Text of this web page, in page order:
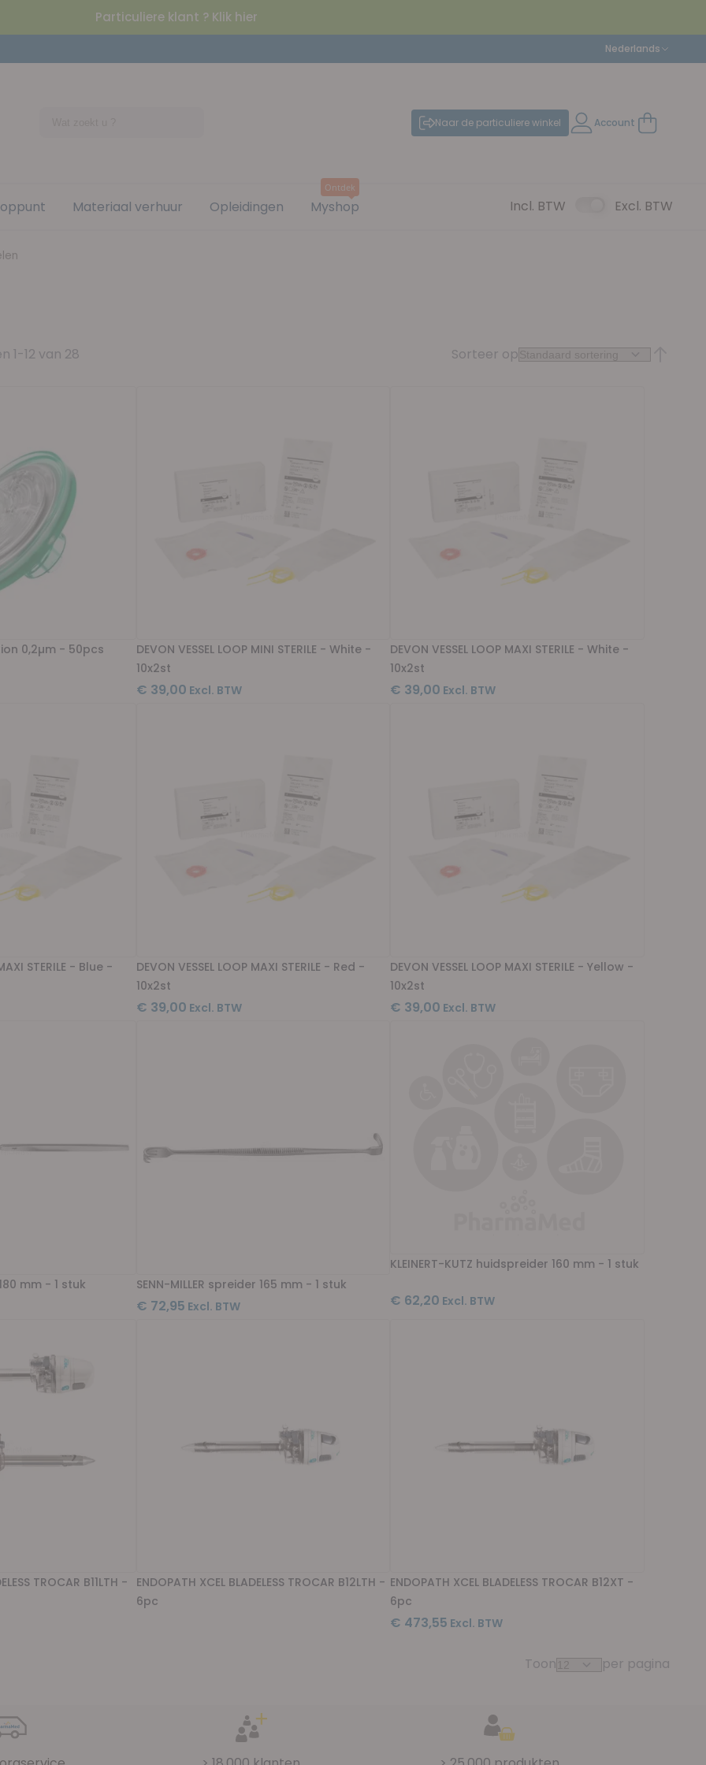
Particuliere klant ? Klik hier
Taal
Nederlands
Naar de particuliere winkel Account
Materiaal verhuur Opleidingen Myshop
Ontdek
Incl. BTW Excl. BTW
1-12 van 28
Sorteer op
0,2µm - 50pcs
DEVON VESSEL LOOP MINI STERILE - White -
10x2st
€ 39,00
DEVON VESSEL LOOP MAXI STERILE - White -
10x2st
€ 39,00
STERILE - Blue -
DEVON VESSEL LOOP MAXI STERILE - Red -
10x2st
€ 39,00
DEVON VESSEL LOOP MAXI STERILE - Yellow -
10x2st
€ 39,00
mm - 1 stuk SENN-MILLER spreider 165 mm - 1 stuk
€ 72,95
KLEINERT-KUTZ huidspreider 160 mm - 1 stuk
€ 62,20
TROCAR B11LTH -
ENDOPATH XCEL BLADELESS TROCAR B12LTH -
6pc
ENDOPATH XCEL BLADELESS TROCAR B12XT -
6pc
€ 473,55
Toon per pagina